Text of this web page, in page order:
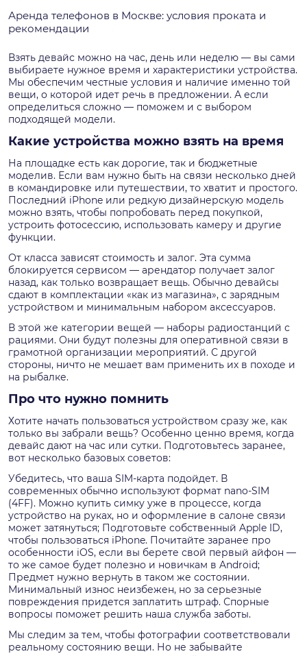
Аренда телефонов в Москве: условия проката и
рекомендации
Взять девайс можно на час, день или неделю — вы сами
выбираете нужное время и характеристики устройства.
Мы обеспечим честные условия и наличие именно той
вещи, о которой идет речь в предложении. А если
определиться сложно — поможем и с выбором
подходящей модели.
Какие устройства можно взять на время
На площадке есть как дорогие, так и бюджетные
моделив. Если вам нужно быть на связи несколько дней
в командировке или путешествии, то хватит и простого.
Последний iPhone или редкую дизайнерскую модель
можно взять, чтобы попробовать перед покупкой,
устроить фотосессию, использовать камеру и другие
функции.
От класса зависят стоимость и залог. Эта сумма
блокируется сервисом — арендатор получает залог
назад, как только возвращает вещь. Обычно девайсы
сдают в комплектации «как из магазина», с зарядным
устройством и минимальным набором аксессуаров.
В этой же категории вещей — наборы радиостанций с
рациями. Они будут полезны для оперативной связи в
грамотной организации мероприятий. С другой
стороны, ничто не мешает вам применить их в походе и
на рыбалке.
Про что нужно помнить
Хотите начать пользоваться устройством сразу же, как
только вы забрали вещь? Особенно ценно время, когда
девайс дают на час или сутки. Подготовьтесь заранее,
вот несколько базовых советов:
Убедитесь, что ваша SIM-карта подойдет. В
современных обычно используют формат nano-SIM
(4FF). Можно купить симку уже в процессе, когда
устройство на руках, но и оформление в салоне связи
может затянуться; Подготовьте собственный Apple ID,
чтобы пользоваться iPhone. Почитайте заранее про
особенности iOS, если вы берете свой первый айфон —
то же самое будет полезно и новичкам в Android;
Предмет нужно вернуть в таком же состоянии.
Минимальный износ неизбежен, но за серьезные
повреждения придется заплатить штраф. Спорные
вопросы поможет решить наша служба заботы.
Мы следим за тем, чтобы фотографии соответствовали
реальному состоянию вещи. Но не забывайте